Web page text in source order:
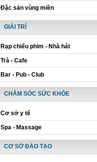
Đặc sản vùng miền
GIẢI TRÍ
Rạp chiếu phim - Nhà hát
Trà - Cafe
Bar - Pub - Club
CHĂM SÓC SỨC KHỎE
Cơ sở y tế
Spa - Massage
CƠ SỞ ĐÀO TẠO